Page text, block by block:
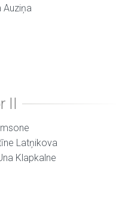
Auziņa
Latņikova
Klapkalne